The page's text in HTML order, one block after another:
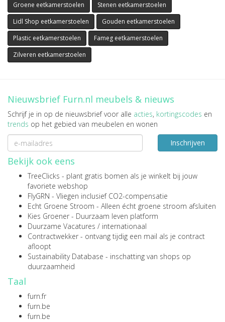
Groene eetkamerstoelen
Stenen eetkamerstoelen
Lidl Shop eetkamerstoelen
Gouden eetkamerstoelen
Plastic eetkamerstoelen
Fameg eetkamerstoelen
Zilveren eetkamerstoelen
Nieuwsbrief Furn.nl meubels & nieuws
Schrijf je in op de nieuwsbrief voor alle acties, kortingscodes en
trends op het gebied van meubelen en wonen
Inschrijven
Bekijk ook eens
TreeClicks - plant gratis bomen als je winkelt bij jouw
favoriete webshop
FlyGRN - Vliegen inclusief CO2-compensatie
Echt Groene Stroom - Alleen écht groene stroom afsluiten
Kies Groener - Duurzaam leven platform
Duurzame Vacatures / internationaal
Contractwekker - ontvang tijdig een mail als je contract
afloopt
Sustainability Database - inschatting van shops op
duurzaamheid
Taal
furn.fr
furn.be
furn.be